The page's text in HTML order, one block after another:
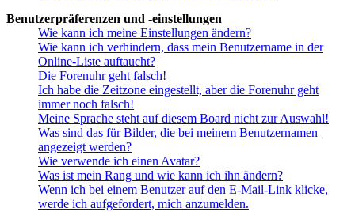
Benutzerpräferenzen und -einstellungen
Wie kann ich meine Einstellungen ändern?
Wie kann ich verhindern, dass mein Benutzername in der
Online-Liste auftaucht?
Die Forenuhr geht falsch!
Ich habe die Zeitzone eingestellt, aber die Forenuhr geht
immer noch falsch!
Meine Sprache steht auf diesem Board nicht zur Auswahl!
Was sind das für Bilder, die bei meinem Benutzernamen
angezeigt werden?
Wie verwende ich einen Avatar?
Was ist mein Rang und wie kann ich ihn ändern?
Wenn ich bei einem Benutzer auf den E-Mail-Link klicke,
werde ich aufgefordert, mich anzumelden.